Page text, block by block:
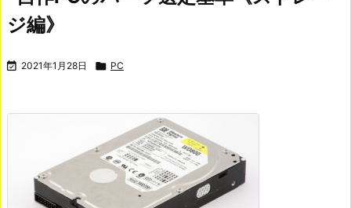
ジ編》
 2021年1月28日  PC